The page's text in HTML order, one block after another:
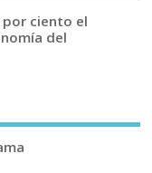
por ciento el
del